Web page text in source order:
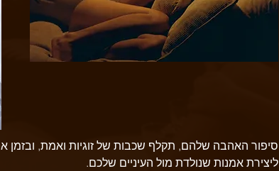
סיפור האהבה שלהם, תקלף שכבות של זוגיות ואמת, ובזמן
ליצירת אמנות שנולדת מול העיניים שלכם.